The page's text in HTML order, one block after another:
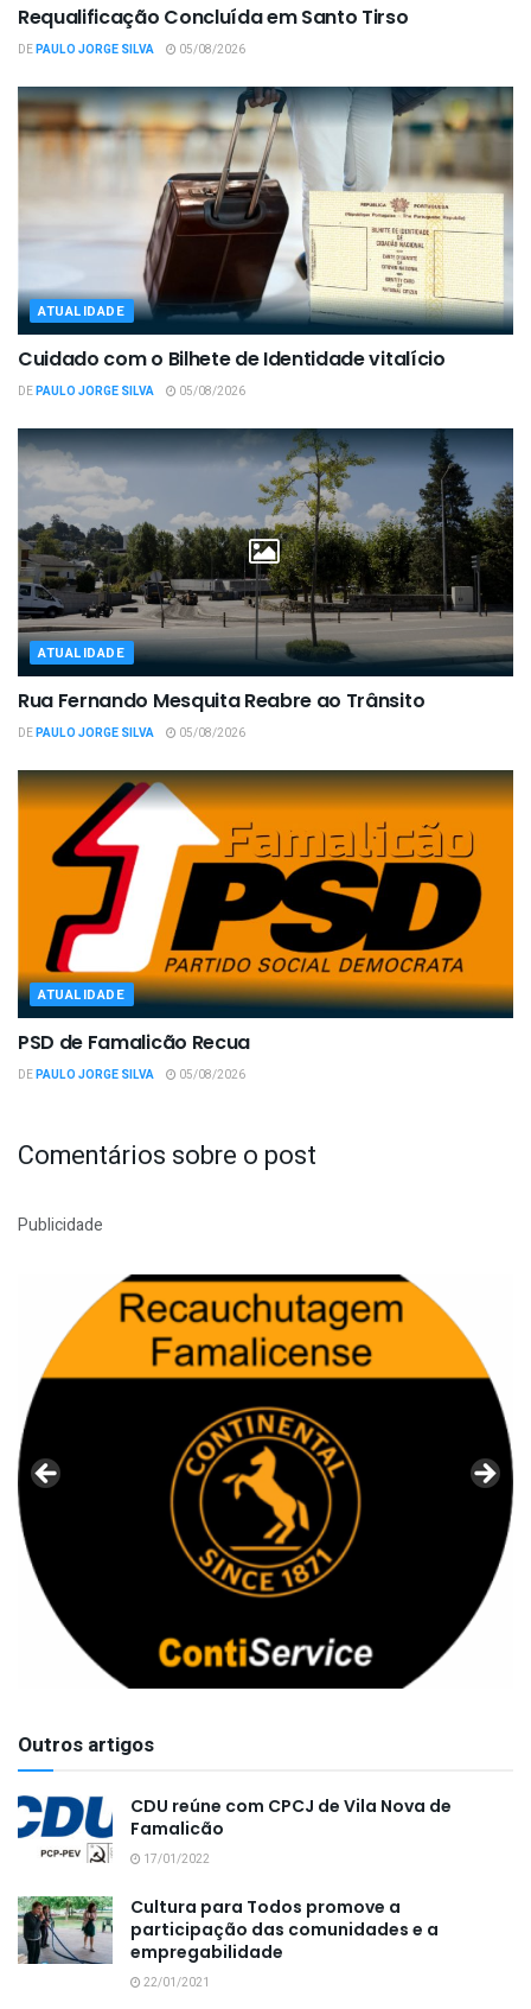
Requalificação Concluída em Santo Tirso
DEPAULO JORGE SILVA 05/08/2026
ATUALIDADE
Cuidado com o Bilhete de Identidade vitalício
DEPAULO JORGE SILVA 05/08/2026
ATUALIDADE
Rua Fernando Mesquita Reabre ao Trânsito
DEPAULO JORGE SILVA 05/08/2026
ATUALIDADE
PSD de Famalicão Recua
DEPAULO JORGE SILVA 05/08/2026
Comentários sobre o post
Publicidade
Outros artigos
CDU reúne com CPCJ de Vila Nova de
Famalicão
17/01/2022
Cultura para Todos promove a
participação das comunidades e a
empregabilidade
22/01/2021